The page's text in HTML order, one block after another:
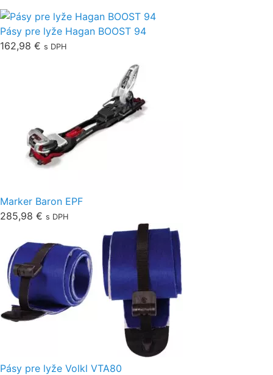
Pásy pre lyže Hagan BOOST 94
162,98 € s DPH
Marker Baron EPF
285,98 € s DPH
Pásy pre lyže Volkl VTA80